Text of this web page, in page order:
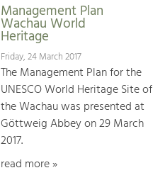
Management Plan
Wachau World
Heritage
Friday, 24 March 2017
The Management Plan for the
UNESCO World Heritage Site of
the Wachau was presented at
Göttweig Abbey on 29 March
2017.
read more »